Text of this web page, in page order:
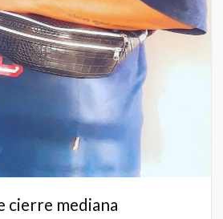
cierre mediana